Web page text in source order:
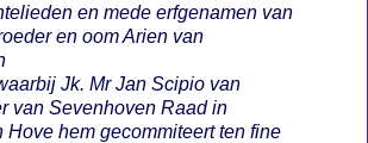
en mede erfgenamen van
en oom Arien van
Jk. Mr Jan Scipio van
van Sevenhoven Raad in
Hove hem gecommiteert ten fine